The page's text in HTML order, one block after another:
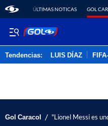
ÚLTIMAS NOTICAS GOL
Tendencias: LUIS DÍAZ
Gol Caracol / "Lionel Messi es